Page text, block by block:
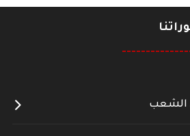
الشعب